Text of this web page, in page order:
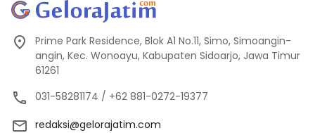
Prime Park Residence, Blok A1 No.11, Simo, Simoangin-
angin, Kec. Wonoayu, Kabupaten Sidoarjo, Jawa Timur
61261
031-58281174 / +62 881-0272-19377
redaksi@gelorajatim.com